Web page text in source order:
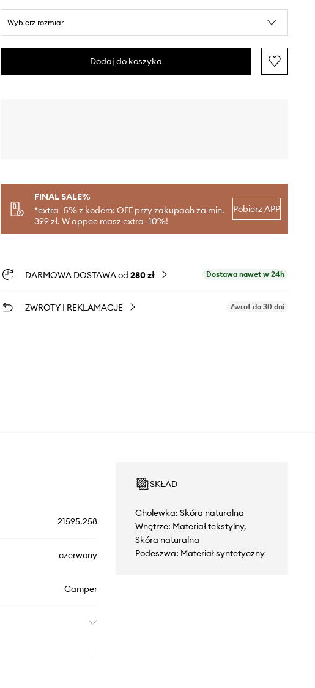
Wybierz rozmiar
Dodaj do koszyka
FINAL SALE%
*extra -5% z kodem: OFF przy zakupach za min.
399 zł. W appce masz extra -10%!
Pobierz APP
DARMOWA DOSTAWA od 280 zł Dostawa nawet w 24h
ZWROTY I REKLAMACJE Zwrot do 30 dni
21595.258
czerwony
Camper
SKŁAD
Cholewka: Skóra naturalna
Wnętrze: Materiał tekstylny,
Skóra naturalna
Podeszwa: Materiał syntetyczny